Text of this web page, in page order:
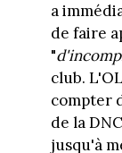
a
de faire
"
club.
compter
de la
jusqu'à